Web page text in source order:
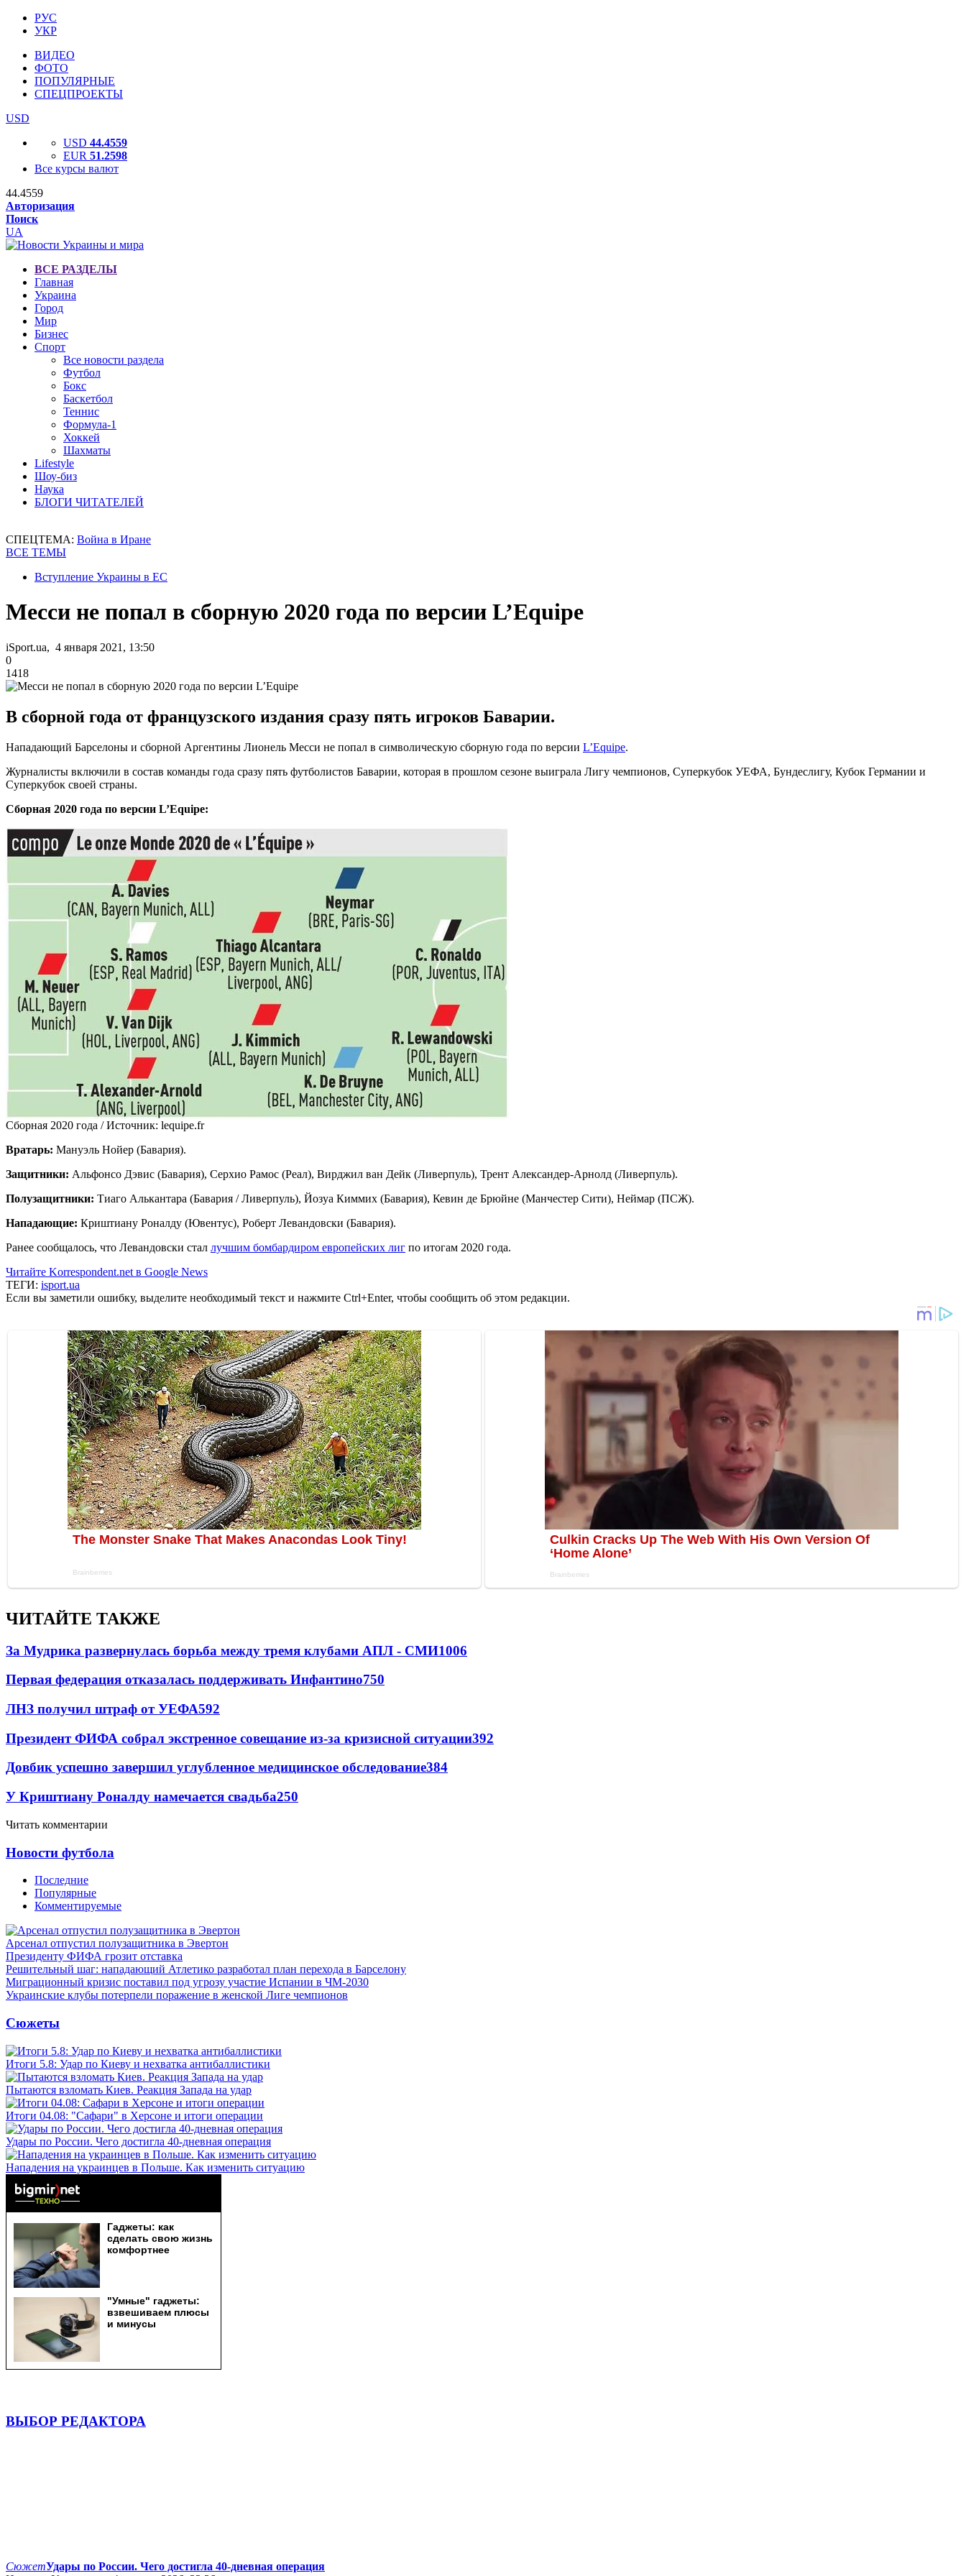
РУС
УКР
ВИДЕО
ФОТО
ПОПУЛЯРНЫЕ
СПЕЦПРОЕКТЫ
USD
USD 44.4559
EUR 51.2598
Все курсы валют
44.4559
Авторизация
Поиск
UA
ВСЕ РАЗДЕЛЫ
Главная
Украина
Город
Мир
Бизнес
Спорт
Все новости раздела
Футбол
Бокс
Баскетбол
Теннис
Формула-1
Хоккей
Шахматы
Lifestyle
Шоу-биз
Наука
БЛОГИ ЧИТАТЕЛЕЙ
СПЕЦТЕМА: Война в Иране
ВСЕ ТЕМЫ
Вступление Украины в ЕС
Месси не попал в сборную 2020 года по версии L’Equipe
iSport.ua, 4 января 2021, 13:50
0
1418
В сборной года от французского издания сразу пять игроков Баварии.
Нападающий Барселоны и сборной Аргентины Лионель Месси не попал в символическую сборную года по версии L’Equipe.
Журналисты включили в состав команды года сразу пять футболистов Баварии, которая в прошлом сезоне выиграла Лигу чемпионов, Суперкубок УЕФА, Бундеслигу, Кубок Германии и
Суперкубок своей страны.
Сборная 2020 года по версии L’Equipe:
Сборная 2020 года /Источник: lequipe.fr
Вратарь: Мануэль Нойер (Бавария).
Защитники: Альфонсо Дэвис (Бавария), Серхио Рамос (Реал), Вирджил ван Дейк (Ливерпуль), Трент Александер-Арнолд (Ливерпуль).
Полузащитники: Тиаго Алькантара (Бавария / Ливерпуль), Йозуа Киммих (Бавария), Кевин де Брюйне (Манчестер Сити), Неймар (ПСЖ).
Нападающие: Криштиану Роналду (Ювентус), Роберт Левандовски (Бавария).
Ранее сообщалось, что Левандовски стал лучшим бомбардиром европейских лиг по итогам 2020 года.
Читайте Korrespondent.net в Google News
ТЕГИ: isport.ua
Если вы заметили ошибку, выделите необходимый текст и нажмите Ctrl+Enter, чтобы сообщить об этом редакции.
ЧИТАЙТЕ ТАКЖЕ
За Мудрика развернулась борьба между тремя клубами АПЛ - СМИ1006
Первая федерация отказалась поддерживать Инфантино750
ЛНЗ получил штраф от УЕФА592
Президент ФИФА собрал экстренное совещание из-за кризисной ситуации392
Довбик успешно завершил углубленное медицинское обследование384
У Криштиану Роналду намечается свадьба250
Читать комментарии
Новости футбола
Последние
Популярные
Комментируемые
Арсенал отпустил полузащитника в Эвертон
Президенту ФИФА грозит отставка
Решительный шаг: нападающий Атлетико разработал план перехода в Барселону
Миграционный кризис поставил под угрозу участие Испании в ЧМ-2030
Украинские клубы потерпели поражение в женской Лиге чемпионов
Сюжеты
Итоги 5.8: Удар по Киеву и нехватка антибаллистики
Пытаются взломать Киев. Реакция Запада на удар
Итоги 04.08: "Сафари" в Херсоне и итоги операции
Удары по России. Чего достигла 40-дневная операция
Нападения на украинцев в Польше. Как изменить ситуацию
ВЫБОР РЕДАКТОРА
СюжетУдары по России. Чего достигла 40-дневная операция